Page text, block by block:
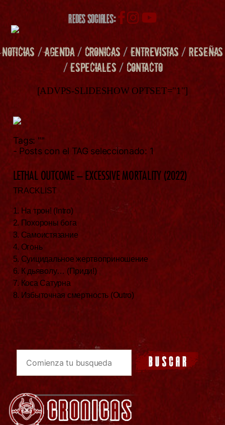
REDES SOCIALES:
NOTICIAS /AGENDA/ CRONICAS/ENTREVISTAS/RESEÑAS
/ESPECIALES/ CONTACTO
[ADVPS-SLIDESHOW OPTSET="1"]
Tags: ""
- Posts con el TAG seleccionado: 1
LETHAL OUTCOME – EXCESSIVE MORTALITY (2022)
TRACKLIST
1. На трон! (Intro)
2. Похороны бога
3. Самоистязание
4. Огонь
5. Суицидальное жертвоприношение
6. К дьяволу… (Приди!)
7. Коса Сатурна
8. Избыточная смертность (Outro)